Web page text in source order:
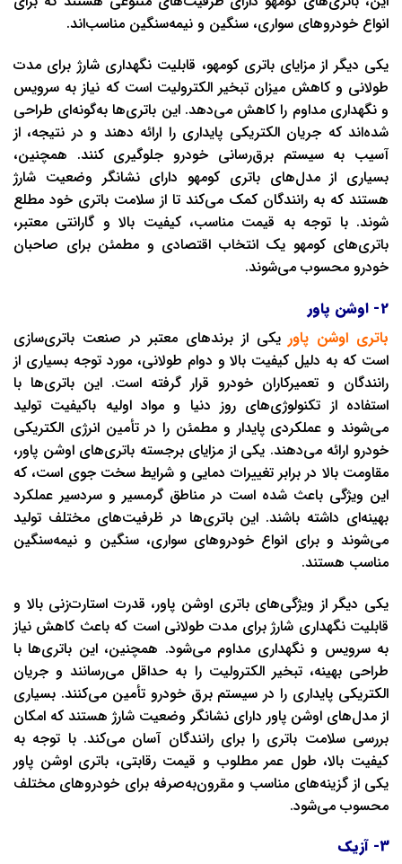
انواع خودروهای سواری، سنگین و نیمه‌سنگین مناسب‌اند.
یکی دیگر از مزایای باتری کومهو، قابلیت نگهداری شارژ برای مدت
طولانی و کاهش میزان تبخیر الکترولیت است که نیاز به سرویس
و نگهداری مداوم را کاهش می‌دهد. این باتری‌ها به‌گونه‌ای طراحی
شده‌اند که جریان الکتریکی پایداری را ارائه دهند و در نتیجه، از
آسیب به سیستم برق‌رسانی خودرو جلوگیری کنند. همچنین،
بسیاری از مدل‌های باتری کومهو دارای نشانگر وضعیت شارژ
هستند که به رانندگان کمک می‌کند تا از سلامت باتری خود مطلع
شوند. با توجه به قیمت مناسب، کیفیت بالا و گارانتی معتبر،
باتری‌های کومهو یک انتخاب اقتصادی و مطمئن برای صاحبان
خودرو محسوب می‌شوند.
2- اوشن پاور
باتری اوشن پاور یکی از برندهای معتبر در صنعت باتری‌سازی
است که به دلیل کیفیت بالا و دوام طولانی، مورد توجه بسیاری از
رانندگان و تعمیرکاران خودرو قرار گرفته است. این باتری‌ها با
استفاده از تکنولوژی‌های روز دنیا و مواد اولیه باکیفیت تولید
می‌شوند و عملکردی پایدار و مطمئن را در تأمین انرژی الکتریکی
خودرو ارائه می‌دهند. یکی از مزایای برجسته باتری‌های اوشن پاور،
مقاومت بالا در برابر تغییرات دمایی و شرایط سخت جوی است، که
این ویژگی باعث شده است در مناطق گرمسیر و سردسیر عملکرد
بهینه‌ای داشته باشند. این باتری‌ها در ظرفیت‌های مختلف تولید
می‌شوند و برای انواع خودروهای سواری، سنگین و نیمه‌سنگین
مناسب هستند.
یکی دیگر از ویژگی‌های باتری اوشن پاور، قدرت استارت‌زنی بالا و
قابلیت نگهداری شارژ برای مدت طولانی است که باعث کاهش نیاز
به سرویس و نگهداری مداوم می‌شود. همچنین، این باتری‌ها با
طراحی بهینه، تبخیر الکترولیت را به حداقل می‌رسانند و جریان
الکتریکی پایداری را در سیستم برق خودرو تأمین می‌کنند. بسیاری
از مدل‌های اوشن پاور دارای نشانگر وضعیت شارژ هستند که امکان
بررسی سلامت باتری را برای رانندگان آسان می‌کند. با توجه به
کیفیت بالا، طول عمر مطلوب و قیمت رقابتی، باتری اوشن پاور
یکی از گزینه‌های مناسب و مقرون‌به‌صرفه برای خودروهای مختلف
محسوب می‌شود.
3- آزیک